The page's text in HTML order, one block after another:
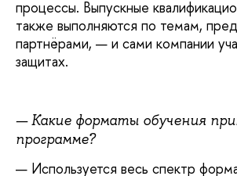
процессы. Выпускные
также выполняются по темам,
партнёрами, — и сами компании
защитах.
— Какие форматы обучения
программе?
— Используется весь спектр